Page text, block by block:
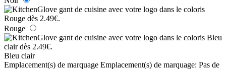
Rouge
Bleu clair
Emplacement(s) de marquage Emplacement(s) de marquage: Pas de